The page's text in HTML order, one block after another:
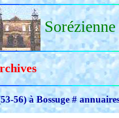
Sorézienne
56) à Bossuge #